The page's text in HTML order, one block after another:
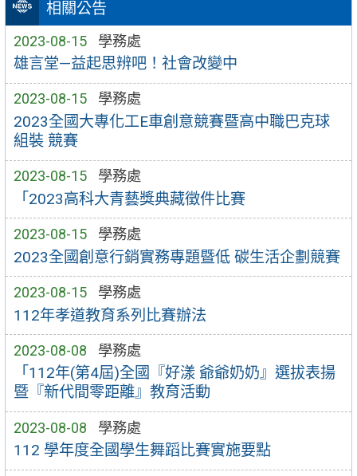
相關公告
2023-08-15 學務處
雄言堂—益起思辨吧！社會改變中
2023-08-15 學務處
2023全國大專化工E車創意競賽暨高中職巴克球
組裝 競賽
2023-08-15 學務處
「2023高科大青藝獎典藏徵件比賽
2023-08-15 學務處
2023全國創意行銷實務專題暨低 碳生活企劃競賽
2023-08-15 學務處
112年孝道教育系列比賽辦法
2023-08-08 學務處
「112年(第4屆)全國『好漾 爺爺奶奶』選拔表揚
暨『新代間零距離』教育活動
2023-08-08 學務處
112 學年度全國學生舞蹈比賽實施要點